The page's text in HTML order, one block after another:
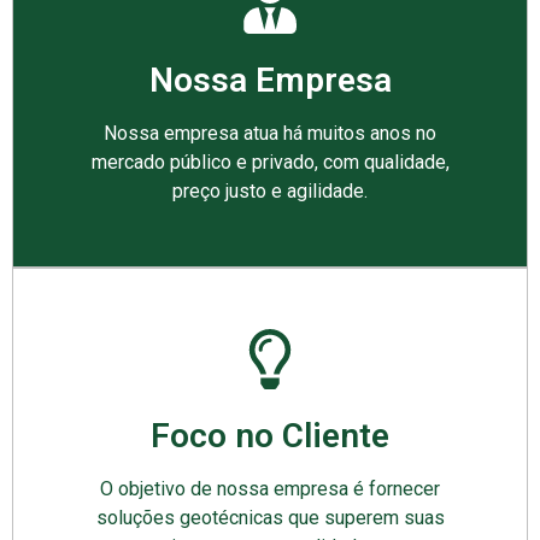
Nossa Empresa
Nossa empresa atua há muitos anos no
mercado público e privado, com qualidade,
preço justo e agilidade.
Foco no Cliente
O objetivo de nossa empresa é fornecer
soluções geotécnicas que superem suas